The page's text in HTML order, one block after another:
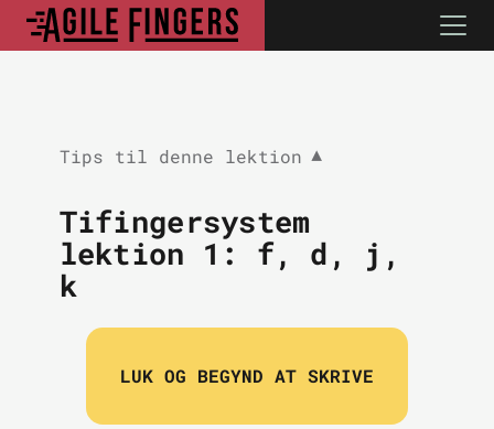
Tips til denne lektion ▼
Tifingersystem
lektion 1: f, d, j,
k
LUK OG BEGYND AT SKRIVE